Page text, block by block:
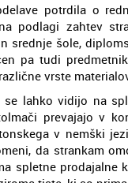
potrdila o
podlagi zahtev
srednje šole,
pa tudi
vrste
lahko vidijo na
prevajajo v
v nemški
da strankam
spletne prodajalne